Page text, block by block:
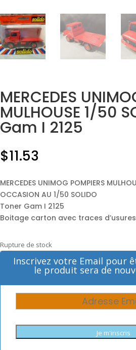
MERCEDES
MULHOUSE 1/50
Gam I 2125
$11.53
MERCEDES UNIMOG POMPIERS
OCCASION AU 1/50 SOLIDO
Toner Gam I 2125
Boitage carton avec traces d’usures
Rupture de stock
Inscrivez votre Email pour
le produit sera de
Je m'inscris